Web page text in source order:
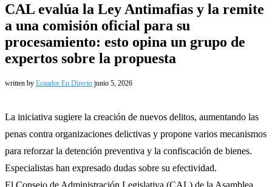
CAL evalúa la Ley Antimafias y la remite
a una comisión oficial para su
procesamiento: esto opina un grupo de
expertos sobre la propuesta
written by Ecuador En Directo junio 5, 2026
La iniciativa sugiere la creación de nuevos delitos, aumentando las
penas contra organizaciones delictivas y propone varios mecanismos
para reforzar la detención preventiva y la confiscación de bienes.
Especialistas han expresado dudas sobre su efectividad.
El Consejo de Administración Legislativa (CAL) de la Asamblea